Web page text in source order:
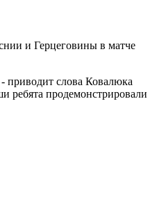
и Герцеговины в матче
приводит слова Ковалюка
ребята продемонстрировали